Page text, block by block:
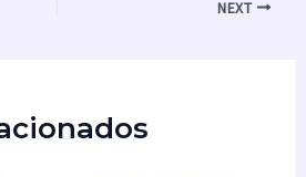
NEXT